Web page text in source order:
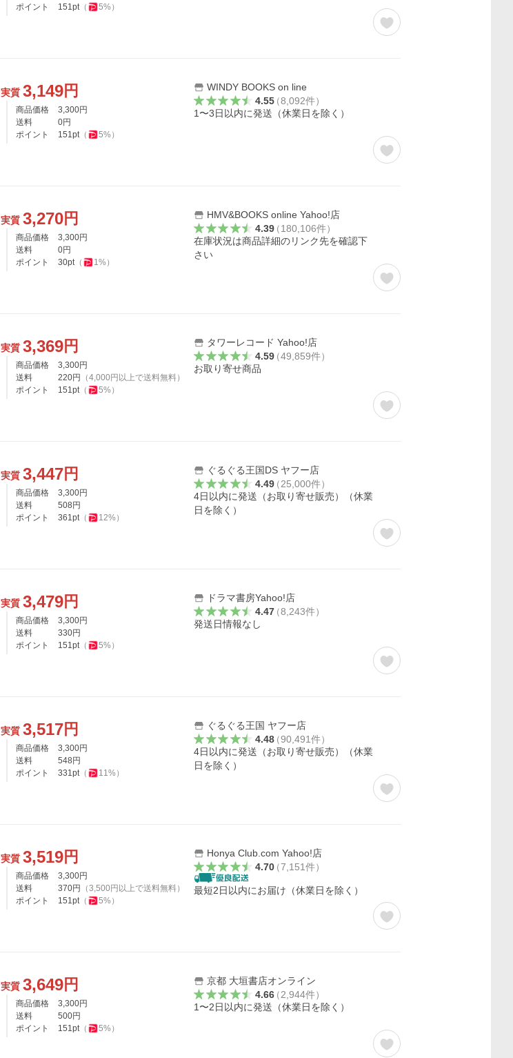
ポイント
151pt（ 5%）
実質 3,149円
商品価格 3,300円
送料
0円
ポイント
151pt（ 5%）
WINDY BOOKS on line
4.55（8,092件）
1〜3日以内に発送（休業日を除く）
実質 3,270円
商品価格 3,300円
送料
0円
ポイント
30pt（ 1%）
HMV&BOOKS online Yahoo!店
4.39（180,106件）
在庫状況は商品詳細のリンク先を確認下
さい
実質 3,369円
商品価格 3,300円
送料
220円 （4,000 円以上で送料無料）
ポイント
151pt（ 5%）
タワーレコード Yahoo!店
4.59（49,859件）
お取り寄せ商品
実質 3,447円
商品価格 3,300円
送料
508 円
ポイント
361pt（ 12%）
ぐるぐる王国DS ヤフー店
4.49（25,000件）
4日以内に発送（お取り寄せ販売）（休業
日を除く）
実質 3,479円
商品価格 3,300円
送料
330円
ポイント
151pt（ 5%）
ドラマ書房Yahoo!店
4.47（8,243件）
発送日情報なし
実質 3,517円
商品価格 3,300円
送料
548 円
ポイント
331pt（ 11%）
ぐるぐる王国 ヤフー店
4.48（90,491件）
4日以内に発送（お取り寄せ販売）（休業
日を除く）
実質 3,519円
商品価格 3,300円
送料
370円 （3,500 円以上で送料無料）
ポイント
151pt（ 5%）
Honya Club.com Yahoo!店
4.70（7,151件）
最短2日以内にお届け（休業日を除く）
実質 3,649円
商品価格 3,300円
送料
500円
ポイント
151pt（ 5%）
京都 大垣書店オンライン
4.66（2,944件）
1〜2日以内に発送（休業日を除く）